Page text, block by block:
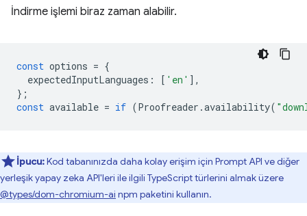
İndirme işlemi biraz zaman alabilir.
const options = {
expectedInputLanguages : [ 'en' ],
};
const available = if (Proofreader .availability(
İpucu:Kod tabanınızda daha kolay erişim için Prompt API ve diğer
yerleşik yapay zeka API'leri ile ilgili TypeScript türlerini almak üzere
@types/dom-chromium-ai npm paketini kullanın.